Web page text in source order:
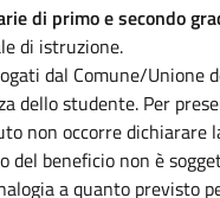
di primo e secondo
di istruzione.
dal Comune/Unione
dello studente. Per
non occorre dichiarare
del beneficio non è
a quanto previsto